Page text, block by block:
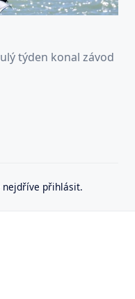
týden konal závod
nejdříve přihlásit.